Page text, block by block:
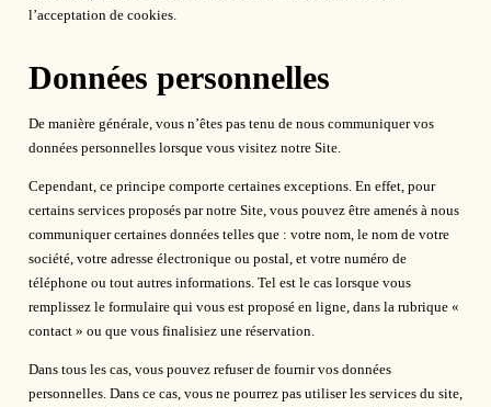
l’acceptation de cookies.
Données personnelles
De manière générale, vous n’êtes pas tenu de nous communiquer vos
données personnelles lorsque vous visitez notre Site.
Cependant, ce principe comporte certaines exceptions. En effet, pour
certains services proposés par notre Site, vous pouvez être amenés à nous
communiquer certaines données telles que : votre nom, le nom de votre
société, votre adresse électronique ou postal, et votre numéro de
téléphone ou tout autres informations. Tel est le cas lorsque vous
remplissez le formulaire qui vous est proposé en ligne, dans la rubrique «
contact » ou que vous finalisiez une réservation.
Dans tous les cas, vous pouvez refuser de fournir vos données
personnelles. Dans ce cas, vous ne pourrez pas utiliser les services du site,